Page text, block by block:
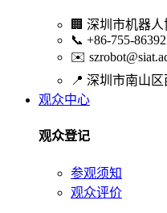
🏢 深圳市机器人
📞 +86-755-
✉️
📍 深圳市南山区
观众中心
观众登记
参观须知
观众评价